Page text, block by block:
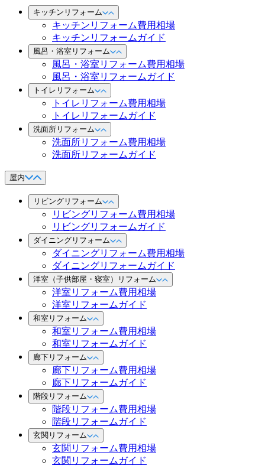
キッチンリフォーム
キッチンリフォーム費用相場
キッチンリフォームガイド
風呂・浴室リフォーム
風呂・浴室リフォーム費用相場
風呂・浴室リフォームガイド
トイレリフォーム
トイレリフォーム費用相場
トイレリフォームガイド
洗面所リフォーム
洗面所リフォーム費用相場
洗面所リフォームガイド
屋内
リビングリフォーム
リビングリフォーム費用相場
リビングリフォームガイド
ダイニングリフォーム
ダイニングリフォーム費用相場
ダイニングリフォームガイド
洋室（子供部屋・寝室）リフォーム
洋室リフォーム費用相場
洋室リフォームガイド
和室リフォーム
和室リフォーム費用相場
和室リフォームガイド
廊下リフォーム
廊下リフォーム費用相場
廊下リフォームガイド
階段リフォーム
階段リフォーム費用相場
階段リフォームガイド
玄関リフォーム
玄関リフォーム費用相場
玄関リフォームガイド